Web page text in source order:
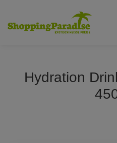
Hydration